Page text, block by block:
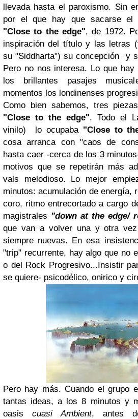
llevada hasta el paroxismo. Sin
por el que hay que sacarse el
"Close to the edge", de 1972.
inspiración del título y las letras
su "Siddharta") su concepción y
Pero no nos interesa. Lo que
los brillantes pasajes
momentos los londinenses
Como bien sabemos, tres
"Close to the edge". Todo el
vinilo) lo ocupaba "Close to
cosa arranca con "caos de
hasta caer -cerca de los 3
motivos que se repetirán más
vals melodioso. Lo mejor
minutos: acumulación de energía,
coro, ritmo entrecortado a cargo
magistrales "down at the edge/
que van a volver una y otra
siempre nuevas. En esa
"trip" recurrente, hay algo que no
o del Rock Progresivo...Insistir
se quiere- psicodélico, onirico y
Pero hay más. Cuando el grupo
tantas ideas, a los 8 minutos y
oasis cuasi Ambient, antes